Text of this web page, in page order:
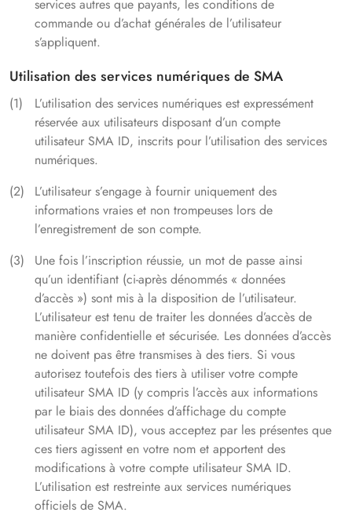
services autres que payants, les conditions de
commande ou d’achat générales de l’utilisateur
s’appliquent.
Utilisation des services numériques de SMA
L’utilisation des services numériques est expressément
réservée aux utilisateurs disposant d’un compte
utilisateur SMA ID, inscrits pour l’utilisation des services
numériques.
L’utilisateur s’engage à fournir uniquement des
informations vraies et non trompeuses lors de
l’enregistrement de son compte.
Une fois l’inscription réussie, un mot de passe ainsi
qu’un identifiant (ci-après dénommés « données
d’accès ») sont mis à la disposition de l’utilisateur.
L’utilisateur est tenu de traiter les données d’accès de
manière confidentielle et sécurisée. Les données d’accès
ne doivent pas être transmises à des tiers. Si vous
autorisez toutefois des tiers à utiliser votre compte
utilisateur SMA ID (y compris l’accès aux informations
par le biais des données d’affichage du compte
utilisateur SMA ID), vous acceptez par les présentes que
ces tiers agissent en votre nom et apportent des
modifications à votre compte utilisateur SMA ID.
L’utilisation est restreinte aux services numériques
officiels de SMA.